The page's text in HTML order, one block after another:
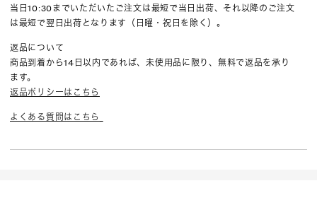
当日10:30までいただいたご注文は最短で当日出荷、それ以降のご注文
は最短で翌日出荷となります（日曜・祝日を除く）。
返品について
商品到着から14日以内であれば、未使用品に限り、無料で返品を承り
ます。
返品ポリシーはこちら
よくある質問はこちら